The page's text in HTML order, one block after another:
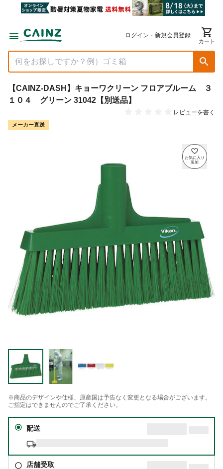
ログイン・新規会員登録
カート
【CAINZ-DASH】キョーワクリーン フロアブルーム ３
１０４ グリーン 31042【別送品】
レビューを書く
メーカー直送
※商品のデザインや仕様、原産国は予告なく変更となる場合がございます。
ご指定はできませんのでご了承ください。
配送
店舗受取